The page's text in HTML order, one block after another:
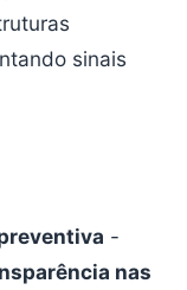
sinais
-
nas